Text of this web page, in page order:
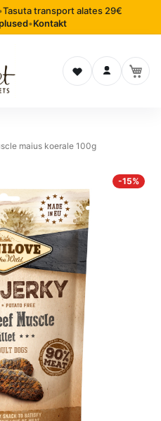
Tasuta transport alates 29€
•Kontakt
Soovinimekiri
Logi sisse
maius koerale 100g
-15%